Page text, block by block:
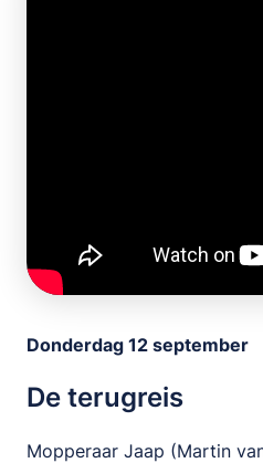
Donderdag 12 september
De terugreis
Mopperaar Jaap (Martin